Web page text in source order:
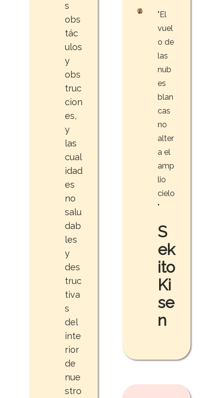
s
obs
tác
ulos
y
obs
truc
cion
es,
y
las
cual
idad
es
no
salu
dab
les
y
des
truc
tiva
s
del
inte
rior
de
nue
stro
"El
vuel
o de
las
nub
es
blan
cas
no
alter
a el
amp
lio
cielo
"
S
ek
ito
Ki
se
n